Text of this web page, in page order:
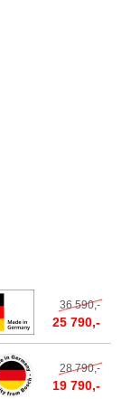
36 590,-
25 790,-
28 790,-
19 790,-